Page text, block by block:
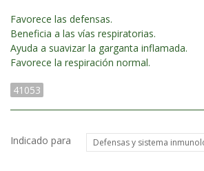
Favorece las defensas.
Beneficia a las vías respiratorias.
Ayuda a suavizar la garganta inflamada.
Favorece la respiración normal.
41053
Indicado para Defensas y sistema